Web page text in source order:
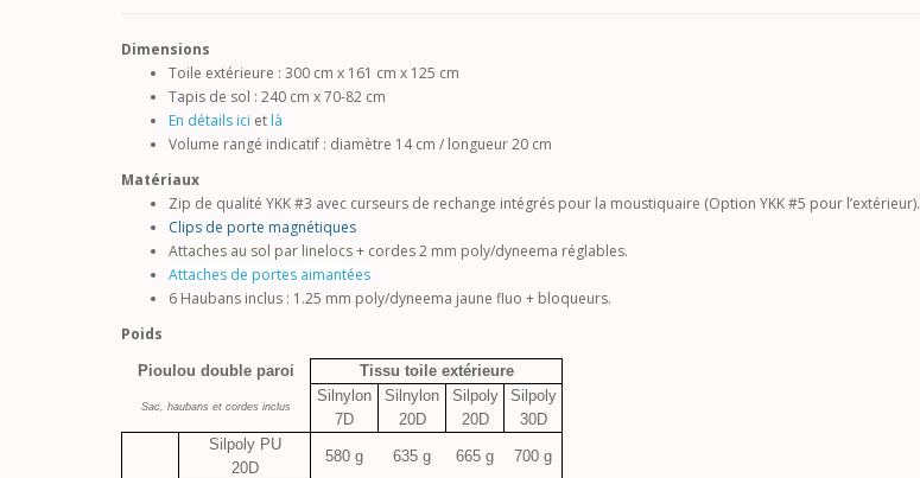
Dimensions
Toile extérieure : 300 cm x 161 cm x 125 cm
Tapis de sol : 240 cm x 70-82 cm
En détails ici et là
Volume rangé indicatif : diamètre 14 cm / longueur 20 cm
Matériaux
Zip de qualité YKK #3 avec curseurs de rechange intégrés pour la moustiquaire (Option YKK #5 pour l’extérieur).
Clips de porte magnétiques
Attaches au sol par linelocs + cordes 2 mm poly/dyneema réglables.
Attaches de portes aimantées
6 Haubans inclus : 1.25 mm poly/dyneema jaune fluo + bloqueurs.
Poids
Pioulou double paroi Tissu toile extérieure
Sac, haubans et cordes inclus
Silnylon
7D
Silnylon
20D
Silpoly
20D
Silpoly
30D
Silpoly PU
20D
580 g 635 g 665 g 700 g